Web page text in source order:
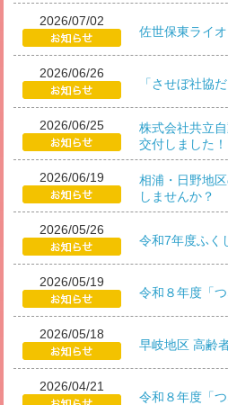
2026/07/02
佐世保東ライ
2026/06/26
「させぼ社協
2026/06/25
株式会社共立
交付しました！
2026/06/19
相浦・日野地
しませんか？
2026/05/26
令和7年度ふく
2026/05/19
令和８年度「
2026/05/18
早岐地区 高齢
2026/04/21
令和８年度「